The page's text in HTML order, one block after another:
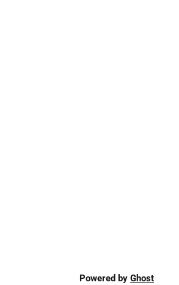
Powered byGhost